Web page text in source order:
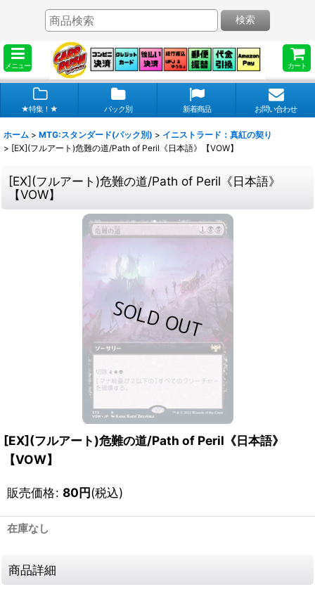
メニュー カート
検索
★特集！★ パック別 新着商品 お問い合わせ
ホーム > MTG:スタンダード(パック別) > イニストラード：真紅の契り
> [EX](フルアート)危難の道/Path of Peril《日本語》【VOW】
[EX](フルアート)危難の道/Path of Peril《日本語》
【VOW】
[EX](フルアート)危難の道/Path of Peril《日本語》
【VOW】
販売価格: 80円(税込)
在庫なし
商品詳細